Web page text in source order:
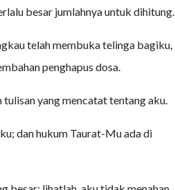
besar jumlahnya untuk dihitung.
telah membuka telinga bagiku,
penghapus dosa.
yang mencatat tentang aku.
dan hukum Taurat-Mu ada di